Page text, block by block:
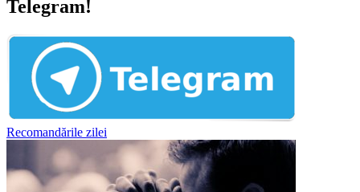
Telegram!
Recomandările zilei